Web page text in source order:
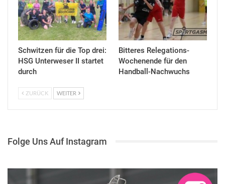
Schwitzen für die Top drei:
HSG Unterweser II startet
durch
Bitteres Relegations-
Wochenende für den
Handball-Nachwuchs
ZURÜCK WEITER
Folge Uns Auf Instagram